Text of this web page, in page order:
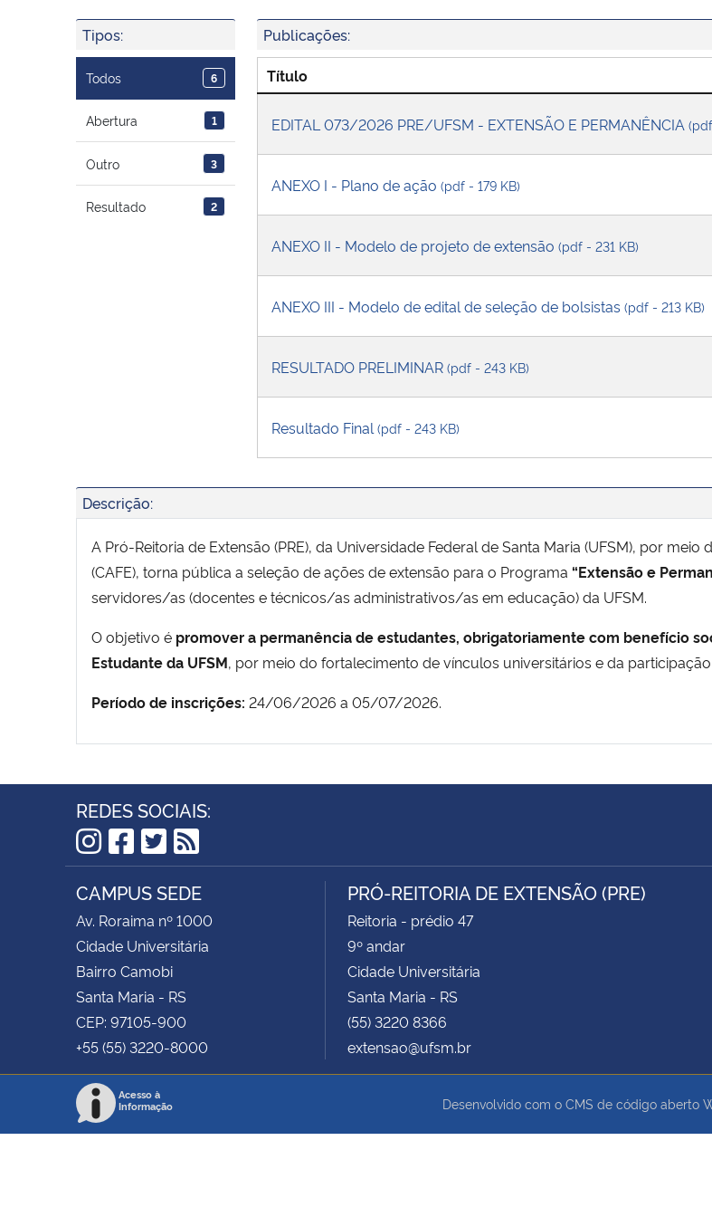
Tipos:
Todos 6
Abertura 1
Outro 3
Resultado 2
Publicações:
Título
EDITAL 073/2026 PRE/UFSM - EXTENSÃO E PERMANÊNCIA
ANEXO I - Plano de ação (pdf - 179 KB)
ANEXO II - Modelo de projeto de extensão (pdf - 231 KB)
ANEXO III - Modelo de edital de seleção de bolsistas (pdf - 213 KB)
RESULTADO PRELIMINAR (pdf - 243 KB)
Resultado Final (pdf - 243 KB)
Descrição:
A Pró-Reitoria de Extensão (PRE), da Universidade Federal de Santa Maria (UFSM), por
(CAFE), torna pública a seleção de ações de extensão para o Programa “Extensão e
servidores/as (docentes e técnicos/as administrativos/as em educação) da UFSM.
O objetivo é promover a permanência de estudantes, obrigatoriamente com benefício
Estudante da UFSM, por meio do fortalecimento de vínculos universitários e da
Período de inscrições: 24/06/2026 a 05/07/2026.
REDES SOCIAIS:
Instagram
Facebook
Twitter
RSS
CAMPUS SEDE
Av. Roraima nº 1000
Cidade Universitária
Bairro Camobi
Santa Maria - RS
CEP: 97105-900
+55 (55) 3220-8000
PRÓ-REITORIA DE EXTENSÃO (PRE)
Reitoria - prédio 47
9º andar
Cidade Universitária
Santa Maria - RS
(55) 3220 8366
extensao@ufsm.br
Acesso à
Informação
Desenvolvido com o CMS de código aberto